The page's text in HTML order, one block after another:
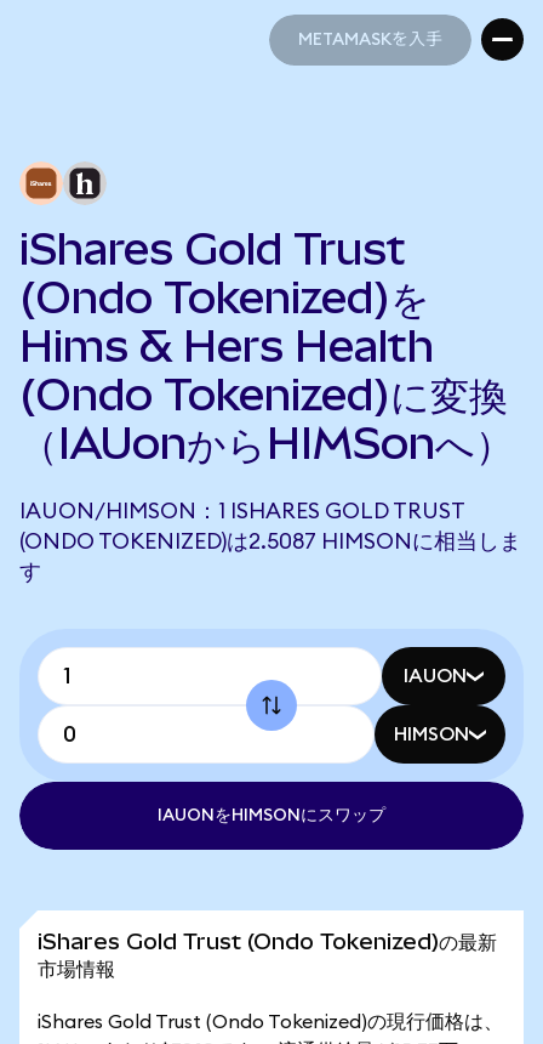
METAMASKを入手
iShares Gold Trust
(Ondo Tokenized)を
Hims & Hers Health
(Ondo Tokenized)に変換
（IAUonからHIMSonへ）
IAUON/HIMSON：1 ISHARES GOLD TRUST
(ONDO TOKENIZED)は2.5087 HIMSONに相当しま
す
IAUON
HIMSON
IAUONをHIMSONにスワップ
iShares Gold Trust (Ondo Tokenized)の最新
市場情報
iShares Gold Trust (Ondo Tokenized)の現行価格は、